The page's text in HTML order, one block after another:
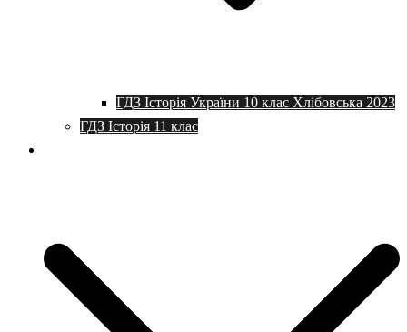
ГДЗ Історія України 10 клас Хлібовська 2023
ГДЗ Історія 11 клас